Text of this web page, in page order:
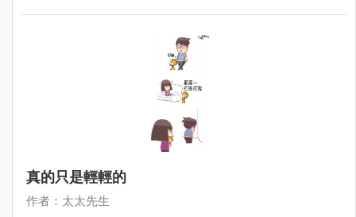
真的只是輕輕的
作者：太太先生